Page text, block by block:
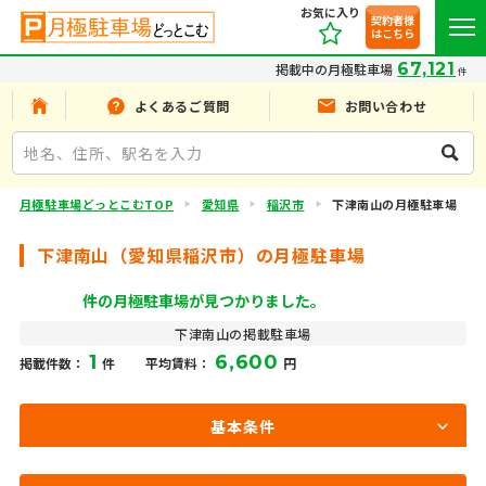
お気に入り
契約者様
はこちら
掲載中の月極駐車場 67,121 件
よくあるご質問 お問い合わせ
月極駐車場どっとこむTOP 愛知県 稲沢市 下津南山の月極駐車場
下津南山（愛知県稲沢市）の月極駐車場
件の月極駐車場が見つかりました。
下津南山の掲載駐車場
掲載件数： 1 件 平均賃料： 6,600 円
基本条件